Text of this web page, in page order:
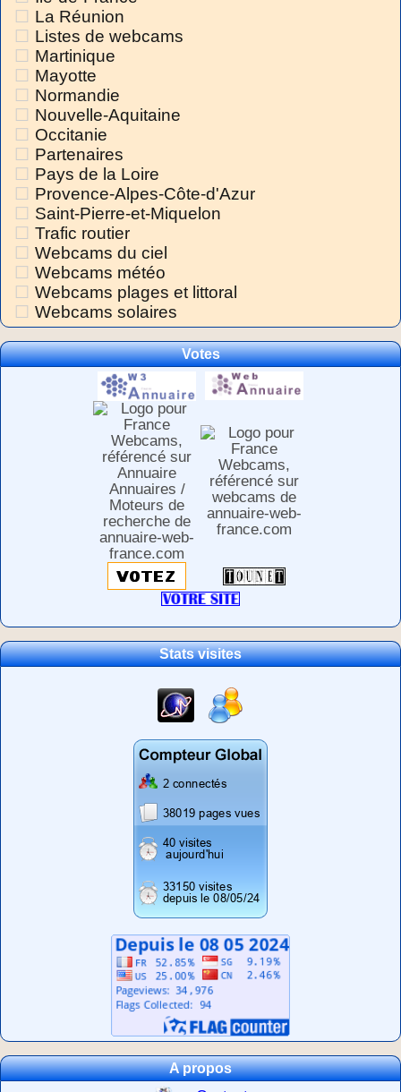
La Réunion
Listes de webcams
Martinique
Mayotte
Normandie
Nouvelle-Aquitaine
Occitanie
Partenaires
Pays de la Loire
Provence-Alpes-Côte-d'Azur
Saint-Pierre-et-Miquelon
Trafic routier
Webcams du ciel
Webcams météo
Webcams plages et littoral
Webcams solaires
Votes
Stats visites
A propos